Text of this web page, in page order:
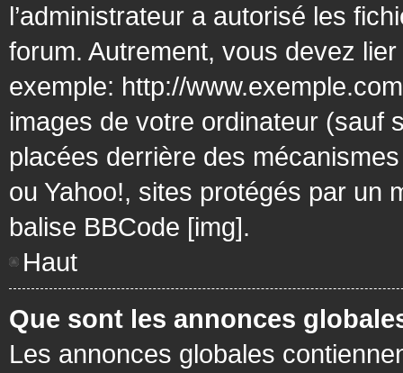
l’administrateur a autorisé les
forum. Autrement, vous devez
exemple: http://
images de votre ordinateur (sauf
placées derrière des
ou Yahoo!, sites protégés par un
balise BBCode [img].
Haut
Que sont les annonces
Les annonces globales